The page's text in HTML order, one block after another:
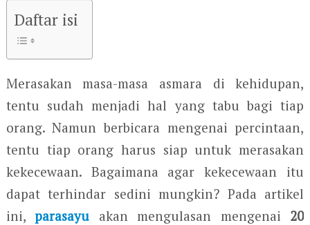
Daftar isi
Merasakan masa-masa asmara di kehidupan,
tentu sudah menjadi hal yang tabu bagi tiap
orang. Namun berbicara mengenai percintaan,
tentu tiap orang harus siap untuk merasakan
kekecewaan. Bagaimana agar kekecewaan itu
dapat terhindar sedini mungkin? Pada artikel
ini,parasayu akan mengulasan mengenai 20